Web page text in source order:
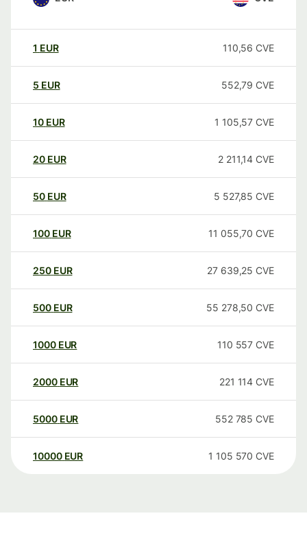
1 EUR 110,56 CVE
5 EUR 552,79 CVE
10 EUR 1 105,57 CVE
20 EUR 2 211,14 CVE
50 EUR 5 527,85 CVE
100 EUR 11 055,70 CVE
250 EUR 27 639,25 CVE
500 EUR 55 278,50 CVE
1000 EUR 110 557 CVE
2000 EUR 221 114 CVE
5000 EUR 552 785 CVE
10000 EUR 1 105 570 CVE